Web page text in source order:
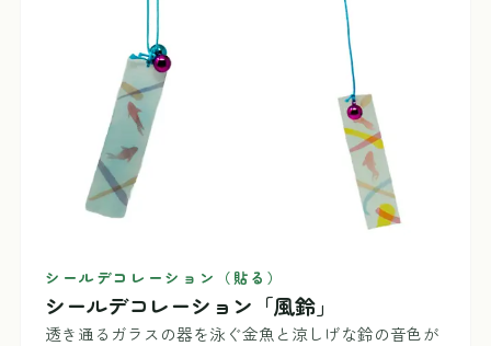
シールデコレーション（貼る）
シールデコレーション「風鈴」
透き通るガラスの器を泳ぐ金魚と涼しげな鈴の音色が